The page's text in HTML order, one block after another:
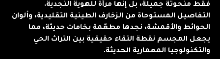
فقط منحوتة جميلة، بل إنها مرآة للهوية النجدية.
التفاصيل المستوحاة من الزخارف الطينية التقليدية، وألوان
الحوائط والأقمشة، نجدها مطعّمة بخامات حديثة، مما
يجعل المجسم نقطة التقاء حقيقية بين التراث الحي
والتكنولوجيا المعمارية الحديثة.